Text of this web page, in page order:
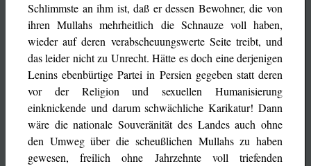
Schlimmste an ihm ist, daß er dessen Bewohner, die von
ihren Mullahs mehrheitlich die Schnauze voll haben,
wieder auf deren verabscheuungswerte Seite treibt, und
das leider nicht zu Unrecht. Hätte es doch eine derjenigen
Lenins ebenbürtige Partei in Persien gegeben statt deren
vor der Religion und sexuellen Humanisierung
einknickende und darum schwächliche Karikatur! Dann
wäre die nationale Souveränität des Landes auch ohne
den Umweg über die scheußlichen Mullahs zu haben
gewesen, freilich ohne Jahrzehnte voll triefenden